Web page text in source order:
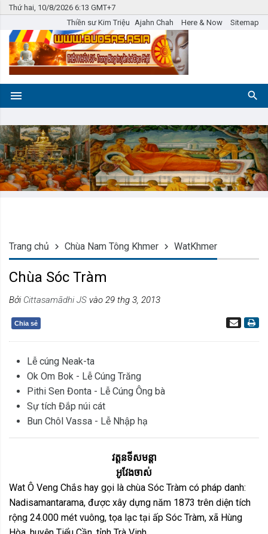
Thứ hai, 10/8/2026 6:13 GMT+7
Thiền sư Kim Triệu Ajahn Chah Here & Now Sitemap
Trang chủ Chùa Nam Tông Khmer WatKhmer
Chùa Sóc Tràm
Bởi Cittasamādhi JS vào 29 thg 3, 2013
Chia sẻ
Lễ cúng Neak-ta
Ok Om Bok - Lễ Cúng Trăng
Pithi Sen Đonta - Lễ Cúng Ông bà
Sự tích Đắp núi cát
Bun Chôl Vassa - Lễ Nhập hạ
វត្តនទីសមន្តា
ឣូវែងចាស់
Wat Ô Veng Chắs hay gọi là chùa Sóc Tràm có pháp danh:
Nadisamantarama, được xây dựng năm 1873 trên diện tích
rộng 24.000 mét vuông, tọa lạc tại ấp Sóc Tràm, xã Hùng